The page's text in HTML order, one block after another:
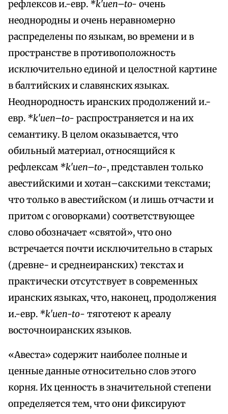
рефлексов и.-евр. *k'uen–to- очень
неоднородны и очень неравномерно
распределены по языкам, во времени и в
пространстве в противоположность
исключительно единой и целостной картине
в балтийских и славянских языках.
Неоднородность иранских продолжений и.-
евр. *k'uen–to- распространяется и на их
семантику. В целом оказывается, что
обильный материал, относящийся к
рефлексам *k'uen–to-, представлен только
авестийскими и хотан–сакскими текстами;
что только в авестийском (и лишь отчасти и
притом с оговорками) соответствующее
слово обозначает «святой», что оно
встречается почти исключительно в старых
(древне- и среднеиранских) текстах и
практически отсутствует в современных
иранских языках, что, наконец, продолжения
и.-евр. *k'uen-tо- тяготеют к ареалу
восточноиранских языков.
«Авеста» содержит наиболее полные и
ценные данные относительно слов этого
корня. Их ценность в значительной степени
определяется тем, что они фиксируют